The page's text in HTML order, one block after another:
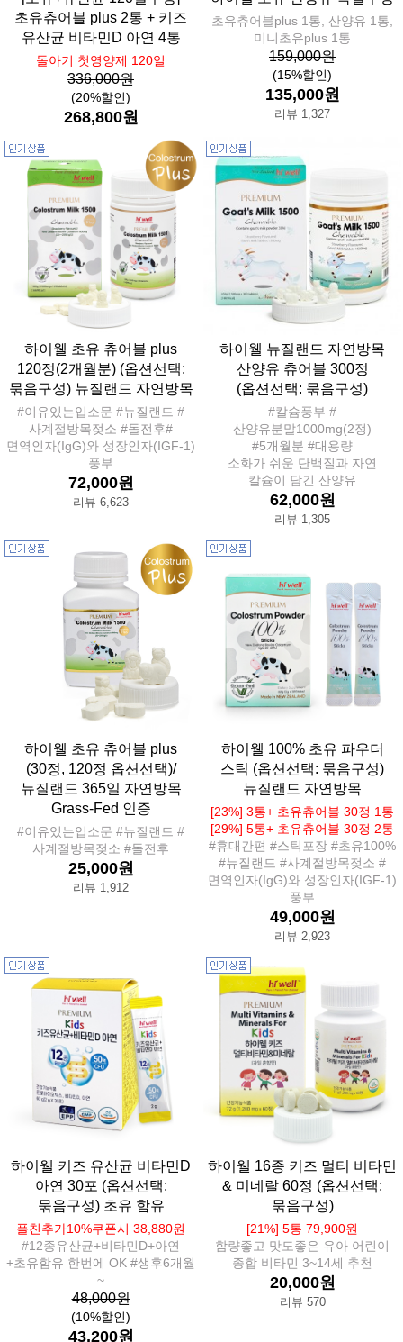
초유츄어블 plus 2통 + 키즈
유산균 비타민D 아연 4통
돌아기 첫영양제 120일
336,000원
(20%할인)
268,800원
초유츄어블plus 1통, 산양유 1통,
미니초유plus 1통
159,000원
(15%할인)
135,000원
리뷰 1,327
하이웰 초유 츄어블 plus
120정(2개월분) (옵션선택:
묶음구성) 뉴질랜드 자연방목
#이유있는입소문 #뉴질랜드 #
사계절방목젖소 #돌전후#
면역인자(IgG)와 성장인자(IGF-1)
풍부
72,000원
리뷰 6,623
하이웰 뉴질랜드 자연방목
산양유 츄어블 300정
(옵션선택: 묶음구성)
#칼슘풍부 #
산양유분말1000mg(2정)
#5개월분 #대용량
소화가 쉬운 단백질과 자연
칼슘이 담긴 산양유
62,000원
리뷰 1,305
하이웰 초유 츄어블 plus
(30정, 120정 옵션선택)/
뉴질랜드 365일 자연방목
Grass-Fed 인증
#이유있는입소문 #뉴질랜드 #
사계절방목젖소 #돌전후
25,000원
리뷰 1,912
하이웰 100% 초유 파우더
스틱 (옵션선택: 묶음구성)
뉴질랜드 자연방목
[23%] 3통+ 초유츄어블 30정 1통
[29%] 5통+ 초유츄어블 30정 2통
#휴대간편 #스틱포장 #초유100%
#뉴질랜드 #사계절방목젖소 #
면역인자(IgG)와 성장인자(IGF-1)
풍부
49,000원
리뷰 2,923
하이웰 키즈 유산균 비타민D
아연 30포 (옵션선택:
묶음구성) 초유 함유
플친추가10%쿠폰시 38,880원
#12종유산균+비타민D+아연
+초유함유 한번에 OK #생후6개월
~
48,000원
(10%할인)
43,200원
하이웰 16종 키즈 멀티 비타민
& 미네랄 60정 (옵션선택:
묶음구성)
[21%] 5통 79,900원
함량좋고 맛도좋은 유아 어린이
종합 비타민 3~14세 추천
20,000원
리뷰 570